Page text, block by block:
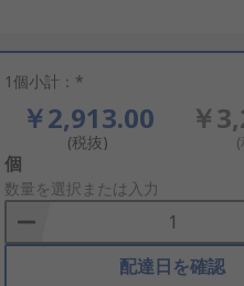
1個小計：*
￥2,913.00
(税抜)
￥
Add
to
Basket
個
数量を選択または入力
配達日を確認